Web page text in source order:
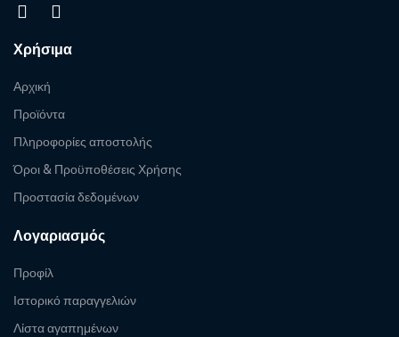
Χρήσιμα
Αρχική
Προϊόντα
Πληροφορίες αποστολής
Όροι & Προϋποθέσεις Χρήσης
Προστασία δεδομένων
Λογαριασμός
Προφίλ
Ιστορικό παραγγελιών
Λίστα αγαπημένων